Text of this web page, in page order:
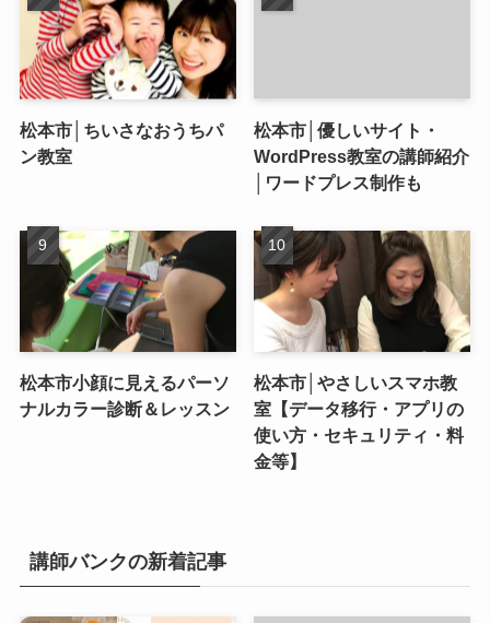
松本市│ちいさなおうちパ
ン教室
松本市│優しいサイト・
WordPress教室の講師紹介
│ワードプレス制作も
松本市小顔に見えるパーソ
ナルカラー診断＆レッスン
松本市│やさしいスマホ教
室【データ移行・アプリの
使い方・セキュリティ・料
金等】
講師バンクの新着記事